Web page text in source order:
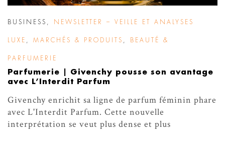
BUSINESS NEWSLETTER – VEILLE ET ANALYSES
LUXE MARCHÉS & PRODUITS BEAUTÉ &
PARFUMERIE
Parfumerie | Givenchy pousse son avantage
avec L’Interdit Parfum
Givenchy enrichit sa ligne de parfum féminin phare
avec L'Interdit Parfum. Cette nouvelle
interprétation se veut plus dense et plus